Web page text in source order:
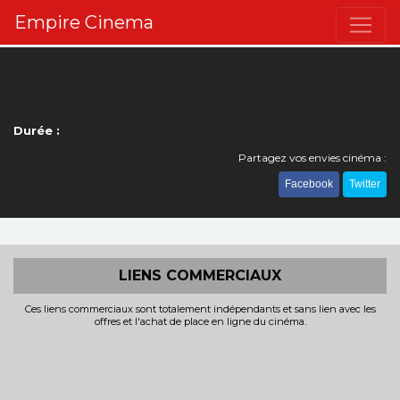
Empire Cinema
Durée :
Partagez vos envies cinéma :
Facebook Twitter
LIENS COMMERCIAUX
Ces liens commerciaux sont totalement indépendants et sans lien avec les
offres et l'achat de place en ligne du cinéma.